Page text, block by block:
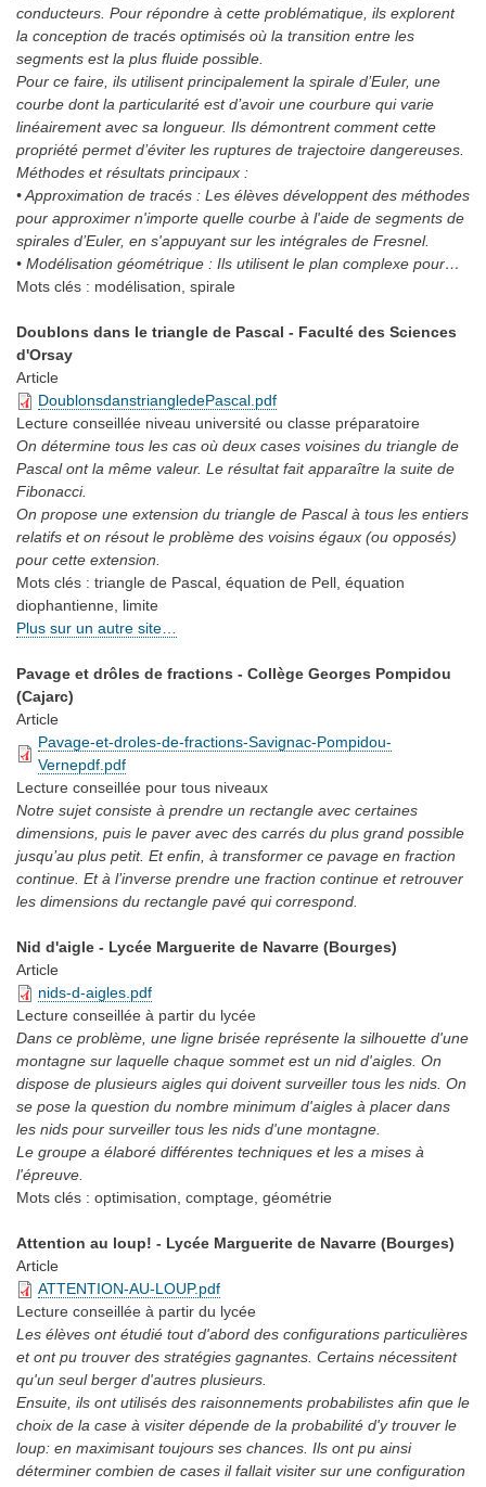
conducteurs. Pour répondre à cette problématique, ils explorent
la conception de tracés optimisés où la transition entre les
segments est la plus fluide possible.
Pour ce faire, ils utilisent principalement la spirale d’Euler, une
courbe dont la particularité est d’avoir une courbure qui varie
linéairement avec sa longueur. Ils démontrent comment cette
propriété permet d’éviter les ruptures de trajectoire dangereuses.
Méthodes et résultats principaux :
• Approximation de tracés : Les élèves développent des méthodes
pour approximer n'importe quelle courbe à l'aide de segments de
spirales d’Euler, en s'appuyant sur les intégrales de Fresnel.
• Modélisation géométrique : Ils utilisent le plan complexe pour…
Mots clés : modélisation, spirale
Doublons dans le triangle de Pascal - Faculté des Sciences
d'Orsay
Article
DoublonsdanstriangledePascal.pdf
Lecture conseillée niveau université ou classe préparatoire
On détermine tous les cas où deux cases voisines du triangle de
Pascal ont la même valeur. Le résultat fait apparaître la suite de
Fibonacci.
On propose une extension du triangle de Pascal à tous les entiers
relatifs et on résout le problème des voisins égaux (ou opposés)
pour cette extension.
Mots clés : triangle de Pascal, équation de Pell, équation
diophantienne, limite
Plus sur un autre site…
Pavage et drôles de fractions - Collège Georges Pompidou
(Cajarc)
Article
Pavage-et-droles-de-fractions-Savignac-Pompidou-
Vernepdf.pdf
Lecture conseillée pour tous niveaux
Notre sujet consiste à prendre un rectangle avec certaines
dimensions, puis le paver avec des carrés du plus grand possible
jusqu’au plus petit. Et enfin, à transformer ce pavage en fraction
continue. Et à l’inverse prendre une fraction continue et retrouver
les dimensions du rectangle pavé qui correspond.
Nid d'aigle - Lycée Marguerite de Navarre (Bourges)
Article
nids-d-aigles.pdf
Lecture conseillée à partir du lycée
Dans ce problème, une ligne brisée représente la silhouette d'une
montagne sur laquelle chaque sommet est un nid d'aigles. On
dispose de plusieurs aigles qui doivent surveiller tous les nids. On
se pose la question du nombre minimum d'aigles à placer dans
les nids pour surveiller tous les nids d'une montagne.
Le groupe a élaboré différentes techniques et les a mises à
l'épreuve.
Mots clés : optimisation, comptage, géométrie
Attention au loup! - Lycée Marguerite de Navarre (Bourges)
Article
ATTENTION-AU-LOUP.pdf
Lecture conseillée à partir du lycée
Les élèves ont étudié tout d'abord des configurations particulières
et ont pu trouver des stratégies gagnantes. Certains nécessitent
qu'un seul berger d'autres plusieurs.
Ensuite, ils ont utilisés des raisonnements probabilistes afin que le
choix de la case à visiter dépende de la probabilité d'y trouver le
loup: en maximisant toujours ses chances. Ils ont pu ainsi
déterminer combien de cases il fallait visiter sur une configuration